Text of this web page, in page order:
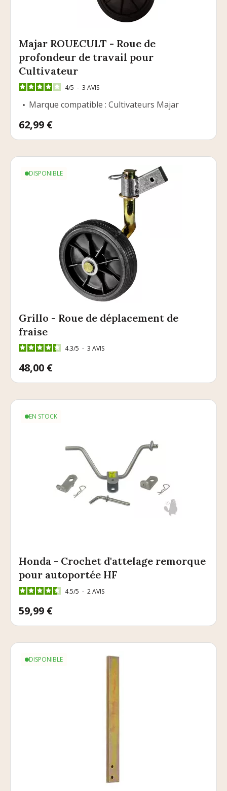
Majar ROUECULT - Roue de
profondeur de travail pour
Cultivateur
4/5 - 3 AVIS
Marque compatible : Cultivateurs Majar
Prix
62,99 €
DISPONIBLE
Grillo - Roue de déplacement de
fraise
4.3/5 - 3 AVIS
Prix
48,00 €
EN STOCK
Honda - Crochet d'attelage remorque
pour autoportée HF
4.5/5 - 2AVIS
Prix
59,99 €
DISPONIBLE